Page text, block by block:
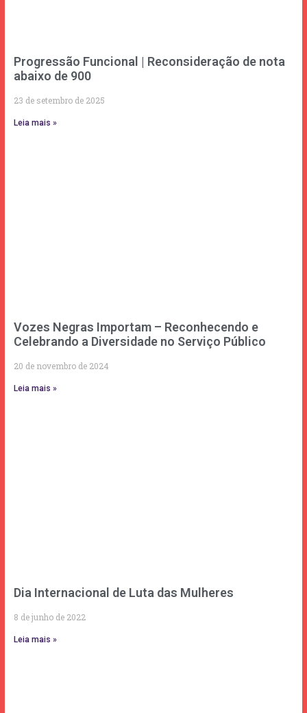
Progressão Funcional | Reconsideração de nota
abaixo de 900
23 de setembro de 2025
Leia mais »
Vozes Negras Importam – Reconhecendo e
Celebrando a Diversidade no Serviço Público
20 de novembro de 2024
Leia mais »
Dia Internacional de Luta das Mulheres
8 de junho de 2022
Leia mais »